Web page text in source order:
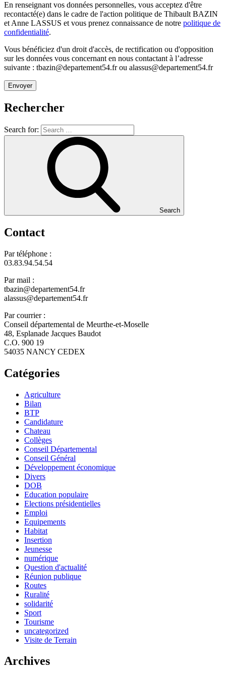
En renseignant vos données personnelles, vous acceptez d'être
recontacté(e) dans le cadre de l'action politique de Thibault BAZIN
et Anne LASSUS et vous prenez connaissance de notre politique de
confidentialité.
Vous bénéficiez d'un droit d'accès, de rectification ou d'opposition
sur les données vous concernant en nous contactant à l’adresse
suivante : tbazin@departement54.fr ou alassus@departement54.fr
Rechercher
Search for:
Search
Contact
Par téléphone :
03.83.94.54.54
Par mail :
tbazin@departement54.fr
alassus@departement54.fr
Par courrier :
Conseil départemental de Meurthe-et-Moselle
48, Esplanade Jacques Baudot
C.O. 900 19
54035 NANCY CEDEX
Catégories
Agriculture
Bilan
BTP
Candidature
Chateau
Collèges
Conseil Départemental
Conseil Général
Développement économique
Divers
DOB
Education populaire
Elections présidentielles
Emploi
Equipements
Habitat
Insertion
Jeunesse
numérique
Question d'actualité
Réunion publique
Routes
Ruralité
solidarité
Sport
Tourisme
uncategorized
Visite de Terrain
Archives